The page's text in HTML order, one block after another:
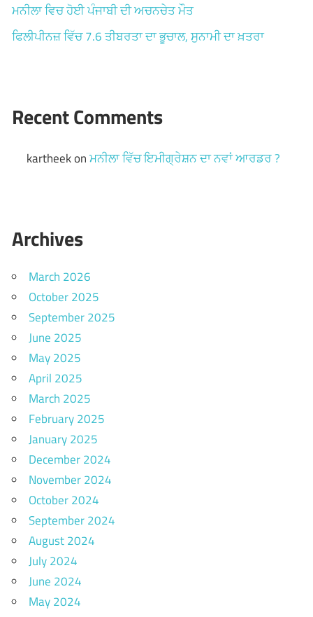
ਮਨੀਲਾ ਵਿਚ ਹੋਈ ਪੰਜਾਬੀ ਦੀ ਅਚਨਚੇਤ ਮੌਤ
ਫਿਲੀਪੀਨਜ਼ ਵਿੱਚ 7.6 ਤੀਬਰਤਾ ਦਾ ਭੂਚਾਲ, ਸੁਨਾਮੀ ਦਾ ਖ਼ਤਰਾ
Recent Comments
kartheekonਮਨੀਲਾ ਵਿੱਚ ਇਮੀਗ੍ਰੇਸ਼ਨ ਦਾ ਨਵਾਂ ਆਰਡਰ ?
Archives
March 2026
October 2025
September 2025
June 2025
May 2025
April 2025
March 2025
February 2025
January 2025
December 2024
November 2024
October 2024
September 2024
August 2024
July 2024
June 2024
May 2024